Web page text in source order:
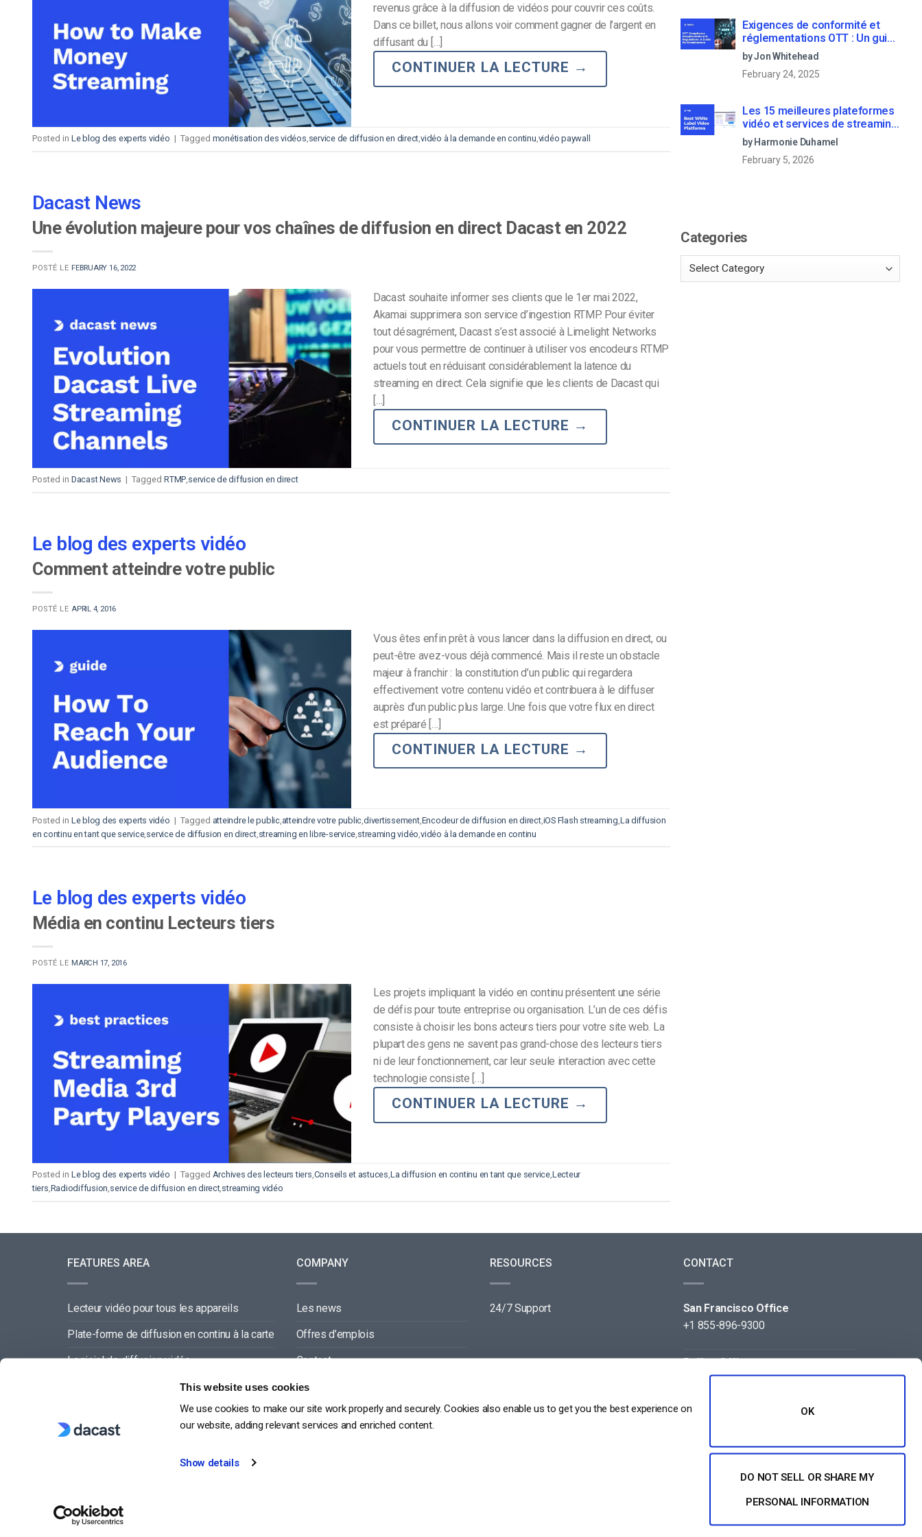
This website uses cookies
We use cookies to make our site work properly and securely. Cookies also enable us to get you the best experience on
our website, adding relevant services and enriched content.
Show details
OK
DO NOT SELL OR SHARE MY
PERSONAL INFORMATION
CMS vidéo
Confidentialité et sécurité
Monétisation vidéo
Marketing vidéo
d’apprentissage en ligne
revenus grâce à la diffusion de vidéos pour couvrir ces coûts.
Dans ce billet, nous allons voir comment gagner de l’argent en
diffusant du […]
CONTINUER LA LECTURE →
Posted in Le blog des experts vidéo | Tagged monétisation des vidéos,service de diffusion en direct,vidéo à la demande en continu,vidéo paywall
Dacast News
Une évolution majeure pour vos chaînes de diffusion en direct Dacast en 2022
POSTÉ LE FEBRUARY 16, 2022
Dacast souhaite informer ses clients que le 1er mai 2022,
Akamai supprimera son service d’ingestion RTMP. Pour éviter
tout désagrément, Dacast s’est associé à Limelight Networks
pour vous permettre de continuer à utiliser vos encodeurs RTMP
actuels tout en réduisant considérablement la latence du
streaming en direct. Cela signifie que les clients de Dacast qui
[…]
CONTINUER LA LECTURE →
Posted in Dacast News | TaggedRTMP service de diffusion en direct
Le blog des experts vidéo
Comment atteindre votre public
POSTÉ LE APRIL 4, 2016
Vous êtes enfin prêt à vous lancer dans la diffusion en direct, ou
peut-être avez-vous déjà commencé. Mais il reste un obstacle
majeur à franchir : la constitution d’un public qui regardera
effectivement votre contenu vidéo et contribuera à le diffuser
auprès d’un public plus large. Une fois que votre flux en direct
est préparé […]
CONTINUER LA LECTURE →
Posted in Le blog des experts vidéo | Tagged atteindre le public, atteindre votre public ,divertissement, Encodeur de diffusion en direct, iOS Flash streaming La diffusion
en continu en tant que service, service de diffusion en direct, streaming en libre-service streaming vidéo ,vidéo à la demande en continu
Le blog des experts vidéo
Média en continu Lecteurs tiers
POSTÉ LE MARCH 17, 2016
Les projets impliquant la vidéo en continu présentent une série
de défis pour toute entreprise ou organisation. L’un de ces défis
consiste à choisir les bons acteurs tiers pour votre site web. La
plupart des gens ne savent pas grand-chose des lecteurs tiers
ni de leur fonctionnement, car leur seule interaction avec cette
technologie consiste […]
CONTINUER LA LECTURE →
Posted in Le blog des experts vidéo | Tagged Archives des lecteurs tiers,Conseils et astuces,La diffusion en continu en tant que service,Lecteur
tiers,Radiodiffusion,service de diffusion en direct,streaming vidéo
Exigences de conformité et
réglementations OTT : Un guide
pour les radiodiffuseurs
by Jon Whitehead
February 24, 2025
Les 15 meilleures plateformes
vidéo et services de streaming
en marque blanche
by Harmonie Duhamel
February 5, 2026
Categories
FEATURES AREA
Lecteur vidéo pour tous les appareils
Plate-forme de diffusion en continu à la carte
Logiciel de diffusion vidéo
Gestion du contenu vidéo
Offre de service complette
COMPANY
Les news
Offres d’emplois
Contact
Partenaires
RESOURCES
24/7 Support
CONTACT
San Francisco Office
+1 855-896-9300
Beijing Office
+86 105-123-5043